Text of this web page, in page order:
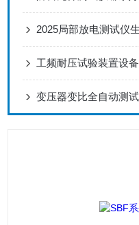
变压器变比全自动测